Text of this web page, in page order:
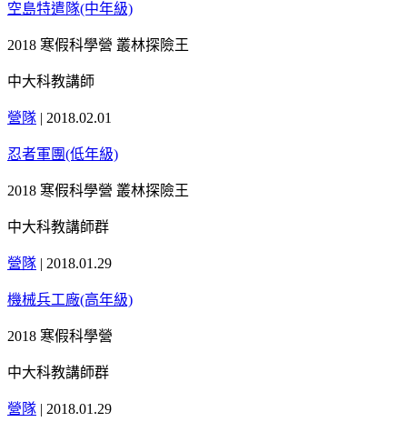
空島特遣隊(中年級)
2018 寒假科學營 叢林探險王
中大科教講師
營隊 | 2018.02.01
忍者軍團(低年級)
2018 寒假科學營 叢林探險王
中大科教講師群
營隊 | 2018.01.29
機械兵工廠(高年級)
2018 寒假科學營
中大科教講師群
營隊 | 2018.01.29